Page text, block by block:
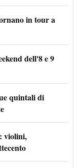
in tour a
dell'8 e 9
quintali di
violini,